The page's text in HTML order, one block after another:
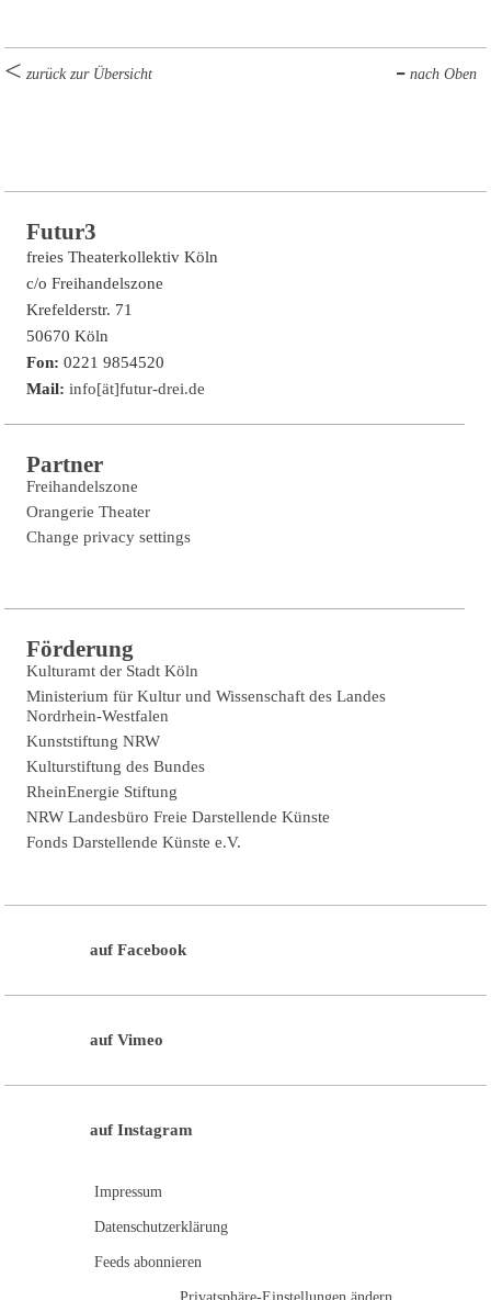
zurück zur Übersicht nach Oben
Futur3
freies Theaterkollektiv Köln
c/o Freihandelszone
Krefelderstr. 71
50670 Köln
Fon:0221 9854520
Mail:info[ät]futur-drei.de
Partner
Freihandelszone
Orangerie Theater
Change privacy settings
Förderung
Kulturamt der Stadt Köln
Ministerium für Kultur und Wissenschaft des Landes
Nordrhein-Westfalen
Kunststiftung NRW
Kulturstiftung des Bundes
RheinEnergie Stiftung
NRW Landesbüro Freie Darstellende Künste
Fonds Darstellende Künste e.V.
auf Facebook
auf Vimeo
auf Instagram
Impressum
Datenschutzerklärung
Feeds abonnieren